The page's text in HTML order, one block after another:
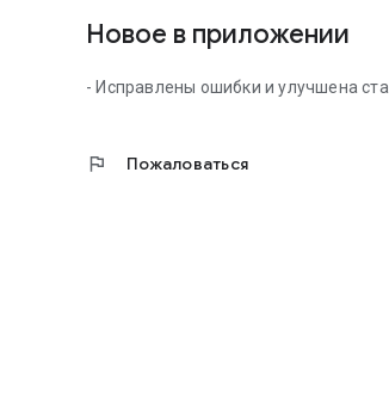
Новое в приложении
- Исправлены ошибки и улучшена
flag Пожаловаться